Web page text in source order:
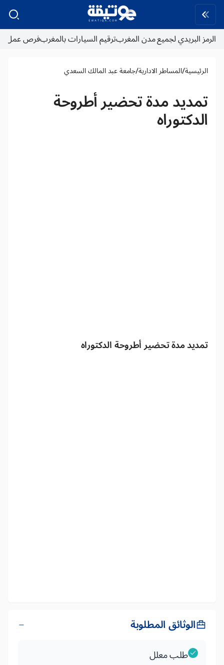
الرمز البريدي لجميع مدن المغربترقيم السيارات بالمغربفرص عمل
الرئيسية/المساطر الادارية/جامعة عبد المالك السعدي
تمديد مدة تحضير أطروحة
الدكتوراه
تمديد مدة تحضير أطروحة الدكتوراه
الوثائق المطلوبة
طلب معلل